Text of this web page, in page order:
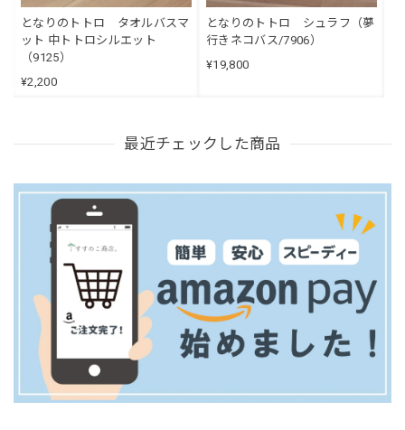
となりのトトロ タオルバスマ
ット 中トトロシルエット
（9125）
¥2,200
となりのトトロ シュラフ（夢
行きネコバス/7906）
¥19,800
最近チェックした商品